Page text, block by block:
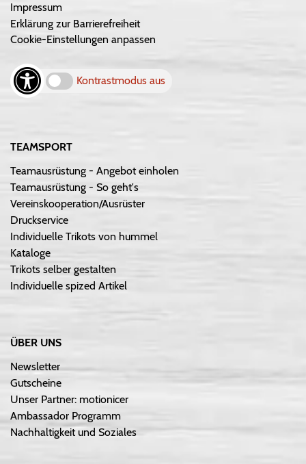
Impressum
Erklärung zur Barrierefreiheit
Cookie-Einstellungen anpassen
Kontrastmodus aus
TEAMSPORT
Teamausrüstung - Angebot einholen
Teamausrüstung - So geht's
Vereinskooperation/Ausrüster
Druckservice
Individuelle Trikots von hummel
Kataloge
Trikots selber gestalten
Individuelle spized Artikel
ÜBER UNS
Newsletter
Gutscheine
Unser Partner: motionicer
Ambassador Programm
Nachhaltigkeit und Soziales